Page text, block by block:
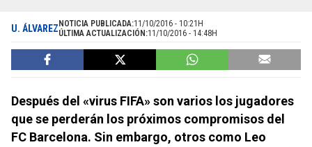
U. ÁLVAREZ NOTICIA PUBLICADA:11/10/2016 - 10:21H
ÚLTIMA ACTUALIZACIÓN:11/10/2016 - 14:48H
Después del «virus FIFA» son varios los jugadores
que se perderán los próximos compromisos del
FC Barcelona. Sin embargo, otros como Leo